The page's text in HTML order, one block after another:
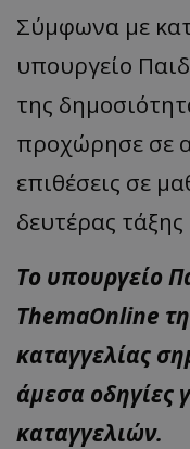
Σύμφωνα με
υπουργείο
της
προχώρησε σε
επιθέσεις σε
δευτέρας
Το υπουργείο
ThemaOnline
καταγγελίας
άμεσα οδηγίες
καταγγελιών.